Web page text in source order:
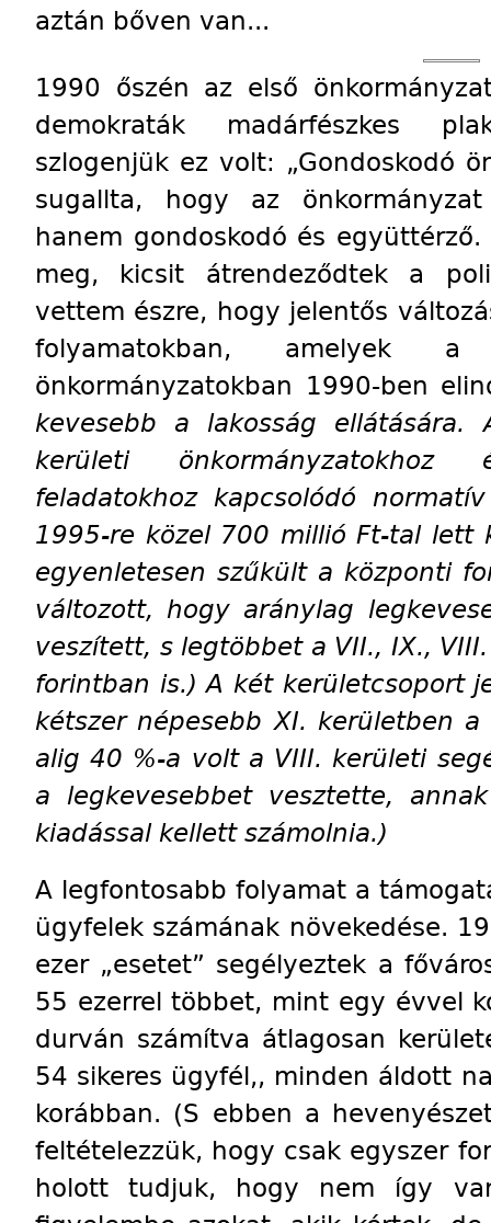
aztán bőven van...
1990 őszén az első
demokraták madárfészkes
szlogenjük ez volt: „Gondoskodó
sugallta, hogy az
hanem gondoskodó és
meg, kicsit átrendeződtek a
vettem észre, hogy jelentős
folyamatokban, amelyek
önkormányzatokban 1990-ben
kevesebb a lakosság ellátására.
kerületi
feladatokhoz kapcsolódó
1995-re közel 700 millió Ft-tal lett
egyenletesen szűkült a központi
változott, hogy aránylag
veszített, s legtöbbet a VII., IX.,
forintban is.) A két kerületcsoport
kétszer népesebb XI. kerületben
alig 40 %-a volt a VIII. kerületi
a legkevesebbet vesztette,
kiadással kellett számolnia.)
A legfontosabb folyamat a
ügyfelek számának növekedése.
ezer „esetet” segélyeztek a
55 ezerrel többet, mint egy évvel
durván számítva átlagosan
54 sikeres ügyfél,, minden áldott
korábban. (S ebben a
feltételezzük, hogy csak egyszer
holott tudjuk, hogy nem így